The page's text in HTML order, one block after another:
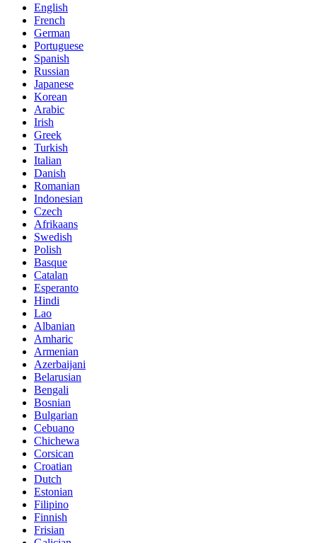
English
French
German
Portuguese
Spanish
Russian
Japanese
Korean
Arabic
Irish
Greek
Turkish
Italian
Danish
Romanian
Indonesian
Czech
Afrikaans
Swedish
Polish
Basque
Catalan
Esperanto
Hindi
Lao
Albanian
Amharic
Armenian
Azerbaijani
Belarusian
Bengali
Bosnian
Bulgarian
Cebuano
Chichewa
Corsican
Croatian
Dutch
Estonian
Filipino
Finnish
Frisian